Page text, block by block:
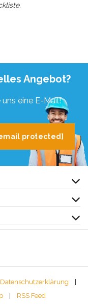
Angebot?
eine E-Mail!
protected]
Datenschutzerklärung
|
| RSS Feed